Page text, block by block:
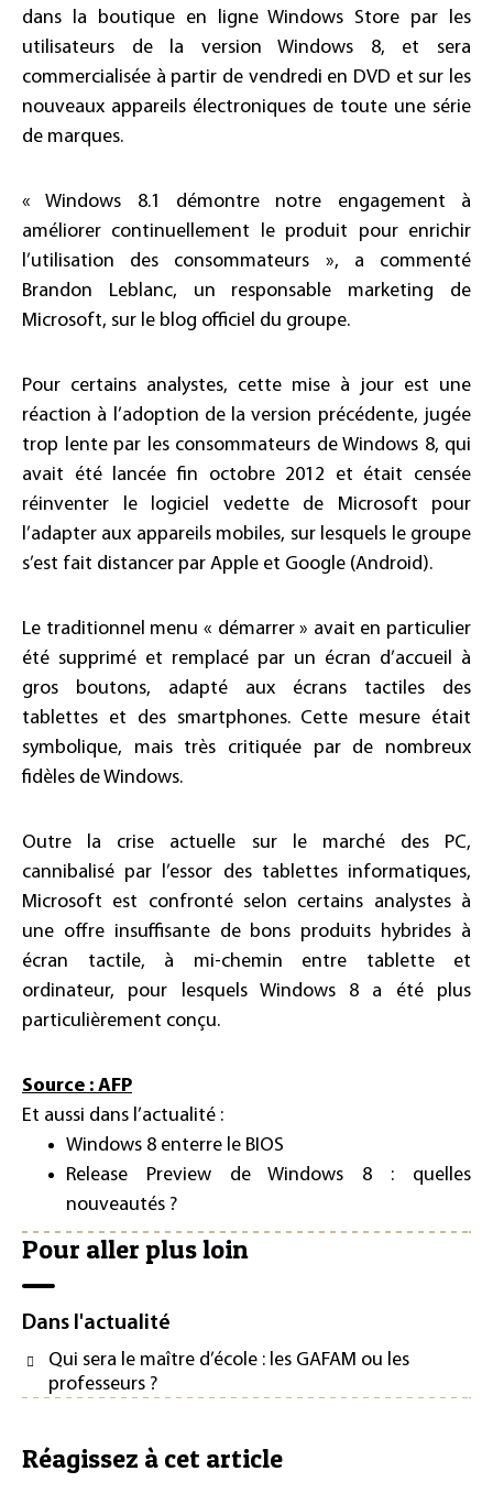
dans la boutique en ligne Windows Store par les
utilisateurs de la version Windows 8, et sera
commercialisée à partir de vendredi en DVD et sur les
nouveaux appareils électroniques de toute une série
de marques.
« Windows 8.1 démontre notre engagement à
améliorer continuellement le produit pour enrichir
l’utilisation des consommateurs », a commenté
Brandon Leblanc, un responsable marketing de
Microsoft, sur le blog officiel du groupe.
Pour certains analystes, cette mise à jour est une
réaction à l’adoption de la version précédente, jugée
trop lente par les consommateurs de Windows 8, qui
avait été lancée fin octobre 2012 et était censée
réinventer le logiciel vedette de Microsoft pour
l’adapter aux appareils mobiles, sur lesquels le groupe
s’est fait distancer par Apple et Google (Android).
Le traditionnel menu « démarrer » avait en particulier
été supprimé et remplacé par un écran d’accueil à
gros boutons, adapté aux écrans tactiles des
tablettes et des smartphones. Cette mesure était
symbolique, mais très critiquée par de nombreux
fidèles de Windows.
Outre la crise actuelle sur le marché des PC,
cannibalisé par l’essor des tablettes informatiques,
Microsoft est confronté selon certains analystes à
une offre insuffisante de bons produits hybrides à
écran tactile, à mi-chemin entre tablette et
ordinateur, pour lesquels Windows 8 a été plus
particulièrement conçu.
Source : AFP
Et aussi dans l’actualité :
Windows 8 enterre le BIOS
Release Preview de Windows 8 : quelles
nouveautés ?
Pour aller plus loin
Dans l'actualité
Qui sera le maître d’école : les GAFAM ou les
professeurs ?
Réagissez à cet article